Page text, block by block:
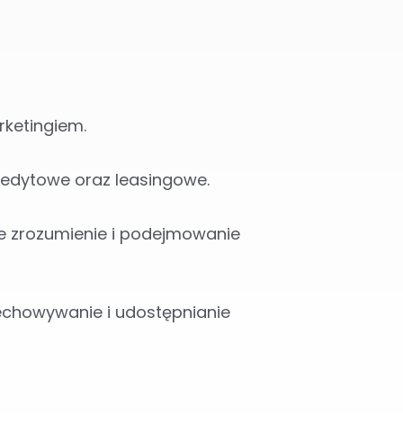
oraz leasingowe.
zrozumienie i podejmowanie
i udostępnianie